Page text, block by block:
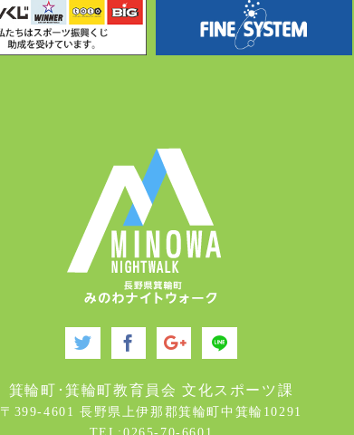
箕輪町･箕輪町教育員会 文化スポーツ課
〒399-4601 長野県上伊那郡箕輪町中箕輪10291